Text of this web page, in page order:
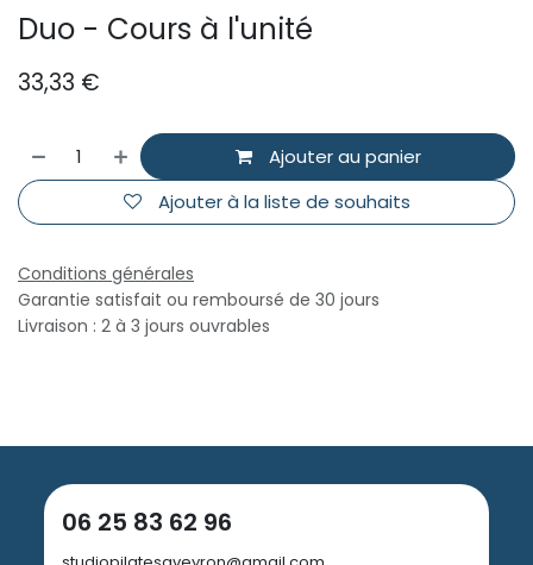
Duo - Cours à l'unité
33,33 €
Ajouter au panier
Ajouter à la liste de souhaits
Conditions générales
Garantie satisfait ou remboursé de 30 jours
Livraison : 2 à 3 jours ouvrables
06 25 83 62 96